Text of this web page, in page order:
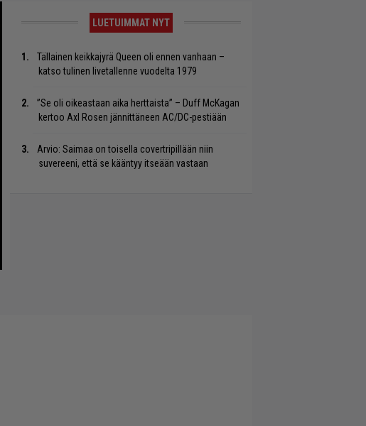
LUETUIMMAT NYT
Tällainen keikkajyrä Queen oli ennen vanhaan –
katso tulinen livetallenne vuodelta 1979
”Se oli oikeastaan aika herttaista” – Duff McKagan
kertoo Axl Rosen jännittäneen AC/DC-pestiään
Arvio: Saimaa on toisella covertripillään niin
suvereeni, että se kääntyy itseään vastaan